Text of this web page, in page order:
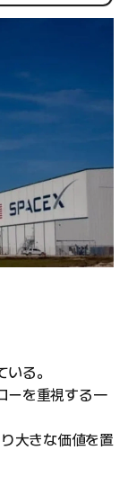
る。
ーを重視する一
大きな価値を置